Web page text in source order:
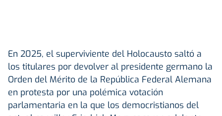
En 2025, el superviviente del Holocausto saltó a
los titulares por devolver al presidente germano la
Orden del Mérito de la República Federal Alemana
en protesta por una polémica votación
parlamentaria en la que los democristianos del